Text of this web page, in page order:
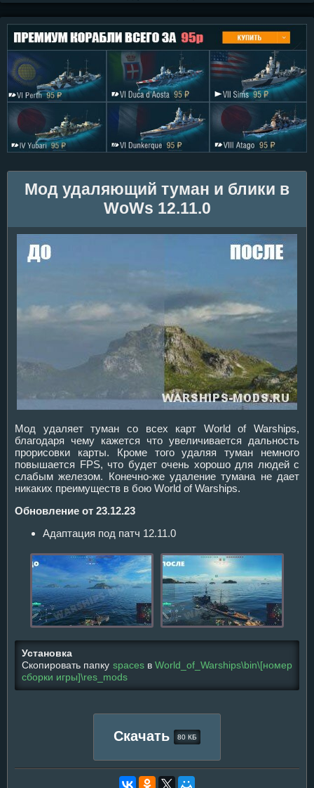
Мод удаляющий туман и блики в
WoWs 12.11.0
Мод удаляет туман со всех карт World of Warships,
благодаря чему кажется что увеличивается дальность
прорисовки карты. Кроме того удаляя туман немного
повышается FPS, что будет очень хорошо для людей с
слабым железом. Конечно-же удаление тумана не дает
никаких преимуществ в бою World of Warships.
Обновление от 23.12.23
Адаптация под патч 12.11.0
Установка
Скопировать папку spacesв World_of_Warships\bin\[номер
сборки игры]\res_mods
Скачать 80 КБ